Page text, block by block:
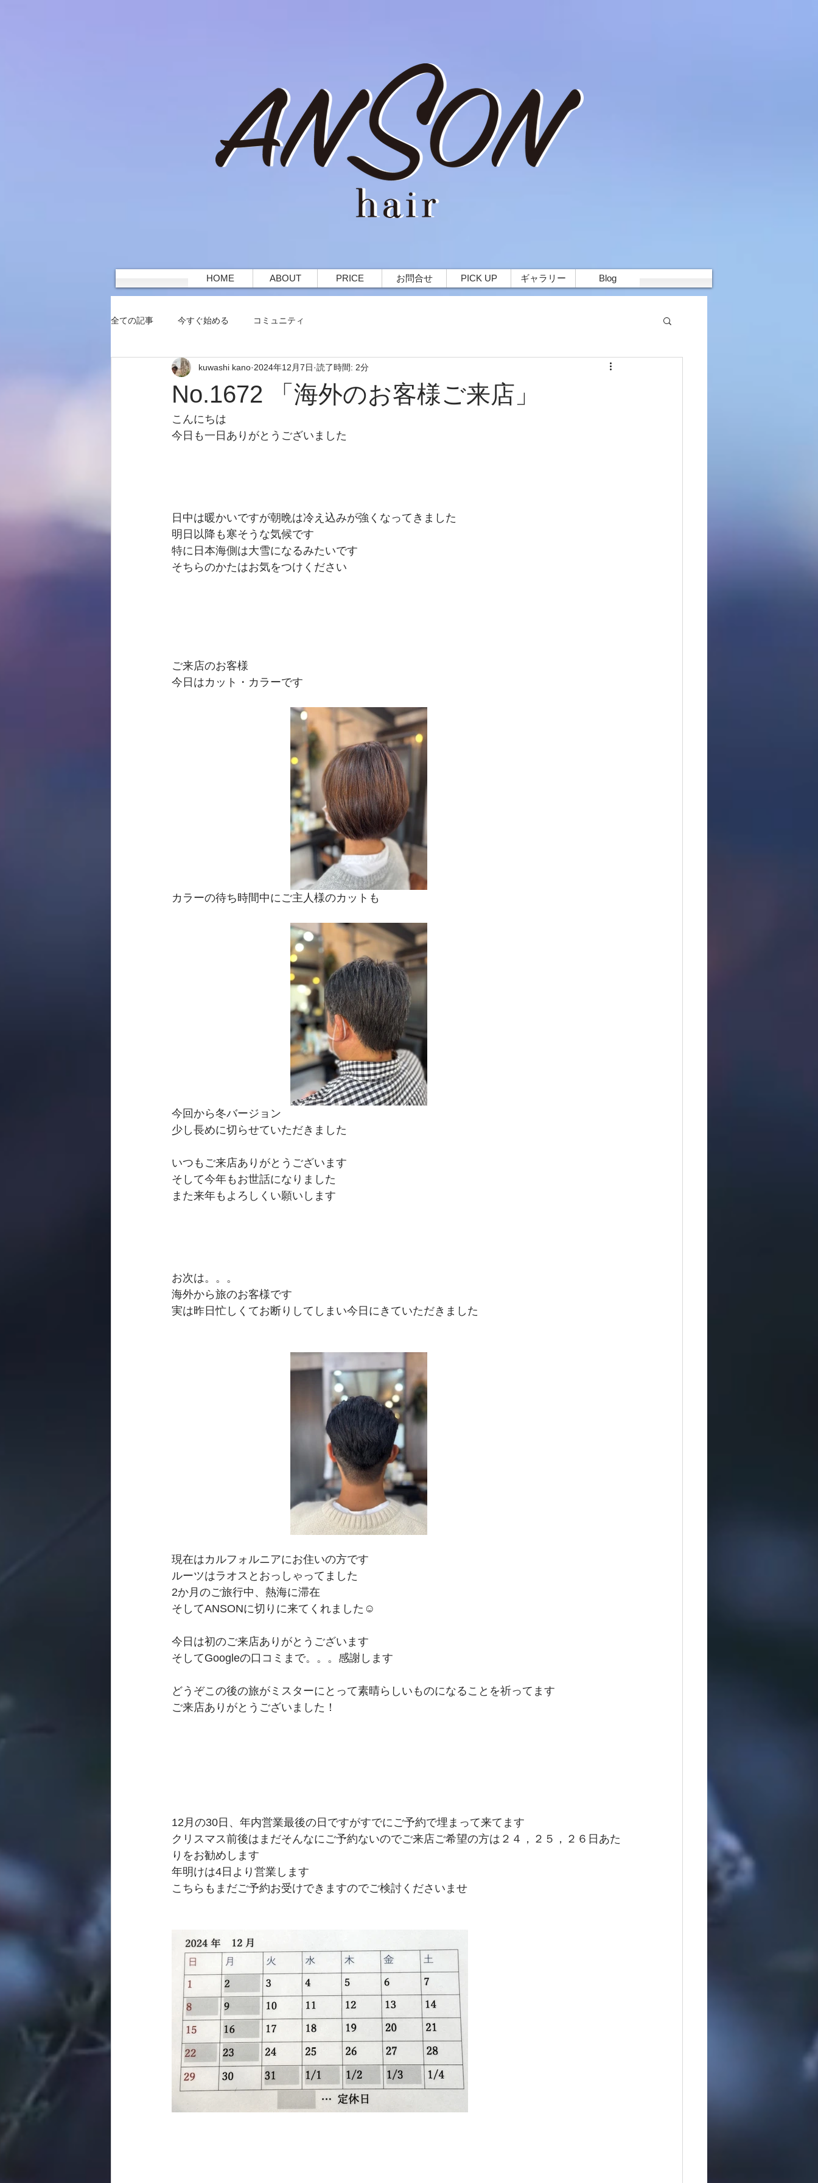
HOME ABOUT PRICE お問合せ PICK UP ギャラリー Blog
全ての記事 今すぐ始める コミュニティ
No.1672 「海外のお客様ご来店」
kuwashi kano 2024年12月7日 読了時間: 2分
こんにちは
今日も一日ありがとうございました
日中は暖かいですが朝晩は冷え込みが強くなってきました
明日以降も寒そうな気候です
特に日本海側は大雪になるみたいです
そちらのかたはお気をつけください
ご来店のお客様
今日はカット・カラーです
カラーの待ち時間中にご主人様のカットも
今回から冬バージョン
少し長めに切らせていただきました
いつもご来店ありがとうございます
そして今年もお世話になりました
また来年もよろしくい願いします
お次は。。。
海外から旅のお客様です
実は昨日忙しくてお断りしてしまい今日にきていただきました
現在はカルフォルニアにお住いの方です
ルーツはラオスとおっしゃってました
2か月のご旅行中、熱海に滞在
そしてANSONに切りに来てくれました☺
今日は初のご来店ありがとうございます
そしてGoogleの口コミまで。。。感謝します
どうぞこの後の旅がミスターにとって素晴らしいものになることを祈ってます
ご来店ありがとうございました！
12月の30日、年内営業最後の日ですがすでにご予約で埋まって来てます
クリスマス前後はまだそんなにご予約ないのでご来店ご希望の方は２４，２５，２６日あた
りをお勧めします
年明けは4日より営業します
こちらもまだご予約お受けできますのでご検討くださいませ